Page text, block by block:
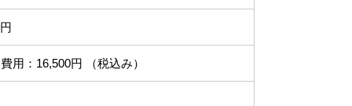
用：16,500円 （税込み）